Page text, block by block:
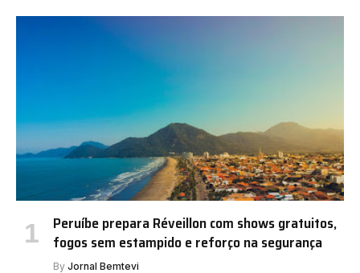
Peruíbe prepara Réveillon com shows gratuitos,
fogos sem estampido e reforço na segurança
By Jornal Bemtevi